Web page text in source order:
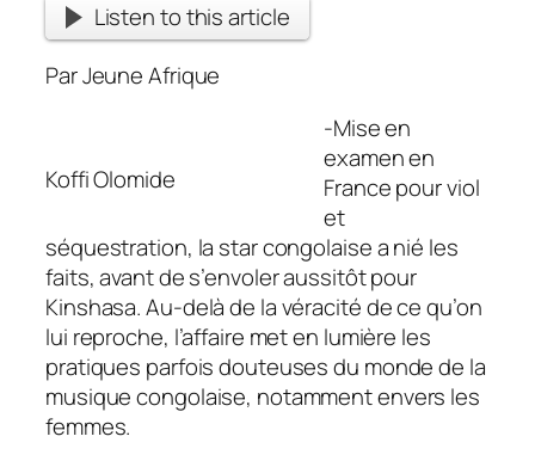
Listen to this article
Par Jeune Afrique
Koffi Olomide
-Mise en
examen en
France pour viol
et
séquestration, la star congolaise a nié les
faits, avant de s’envoler aussitôt pour
Kinshasa. Au-delà de la véracité de ce qu’on
lui reproche, l’affaire met en lumière les
pratiques parfois douteuses du monde de la
musique congolaise, notamment envers les
femmes.